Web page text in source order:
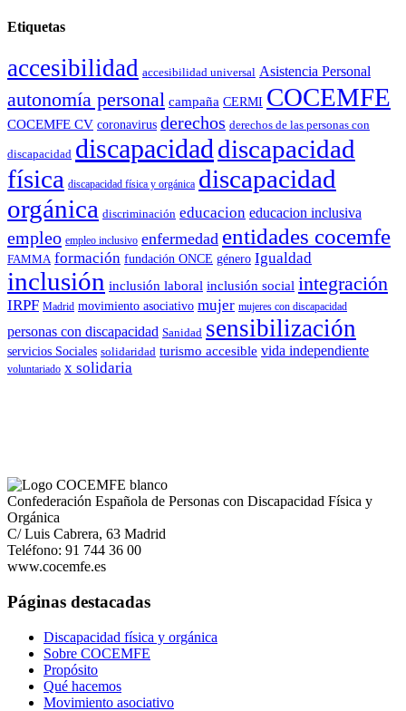
Etiquetas
accesibilidad accesibilidad universal Asistencia Personal
autonomía personal campaña CERMI COCEMFE
COCEMFE CV coronavirus derechos derechos de las personas con
discapacidad discapacidad discapacidad
física discapacidad física y orgánica discapacidad
orgánica discriminación educacion educacion inclusiva
empleo empleo inclusivo enfermedad entidades cocemfe
FAMMA formación fundación ONCE género Igualdad
inclusión inclusión laboral inclusión social integración
IRPF Madrid movimiento asociativo mujer mujeres con discapacidad
personas con discapacidad Sanidad sensibilización
servicios Sociales solidaridad turismo accesible vida independiente
voluntariado x solidaria
Confederación Española de Personas con Discapacidad Física y
Orgánica
C/ Luis Cabrera, 63 Madrid
Teléfono: 91 744 36 00
www.cocemfe.es
Páginas destacadas
Discapacidad física y orgánica
Sobre COCEMFE
Propósito
Qué hacemos
Movimiento asociativo